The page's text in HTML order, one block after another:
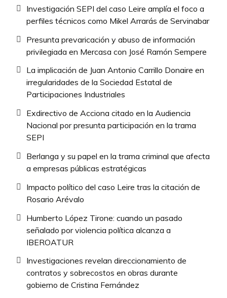
Investigación SEPI del caso Leire amplía el foco a
perfiles técnicos como Mikel Arrarás de Servinabar
Presunta prevaricación y abuso de información
privilegiada en Mercasa con José Ramón Sempere
La implicación de Juan Antonio Carrillo Donaire en
irregularidades de la Sociedad Estatal de
Participaciones Industriales
Exdirectivo de Acciona citado en la Audiencia
Nacional por presunta participación en la trama
SEPI
Berlanga y su papel en la trama criminal que afecta
a empresas públicas estratégicas
Impacto político del caso Leire tras la citación de
Rosario Arévalo
Humberto López Tirone: cuando un pasado
señalado por violencia política alcanza a
IBEROATUR
Investigaciones revelan direccionamiento de
contratos y sobrecostos en obras durante
gobierno de Cristina Fernández